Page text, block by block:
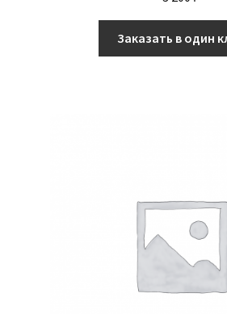
Заказать в один